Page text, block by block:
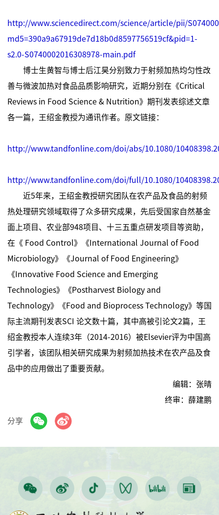
http://www.sciencedirect.com/science/article/pii/
md5=390a9a67919de7d18b0d8597756519cf&pid=1-
s2.0-S0740002016308978-main.pdf
博士生黄智与博士后江昊分别致力于射频加热均匀性改
善与微波加热对食品品质影响研究，近期分别在《Critical
Reviews in Food Science & Nutrition》期刊发表综述文章
各一篇，王绍金教授为通讯作者。原文链接：
http://www.tandfonline.com/doi/abs/10.1080/
http://www.tandfonline.com/doi/full/10.1080/
近5年来，王绍金教授研究团队在农产品及食品的射频
热处理研究领域取得了众多研究成果，先后受国家自然基金
面上项目、农业部948项目、十三五重点研发项目等资助，
在《 Food Control》《International Journal of Food
Microbiology》《Journal of Food Engineering》
《Innovative Food Science and Emerging
Technologies》《Postharvest Biology and
Technology》《Food and Bioprocess Technology》等国
际主流期刊发表SCI 论文数十篇，其中高被引论文2篇，王
绍金教授本人连续3年（2014-2016）被Elsevier评为中国高
引学者，该团队相关研究成果为射频加热技术在农产品及食
品中的应用做出了重要贡献。
编辑：张晴
终审：薛建鹏
分享